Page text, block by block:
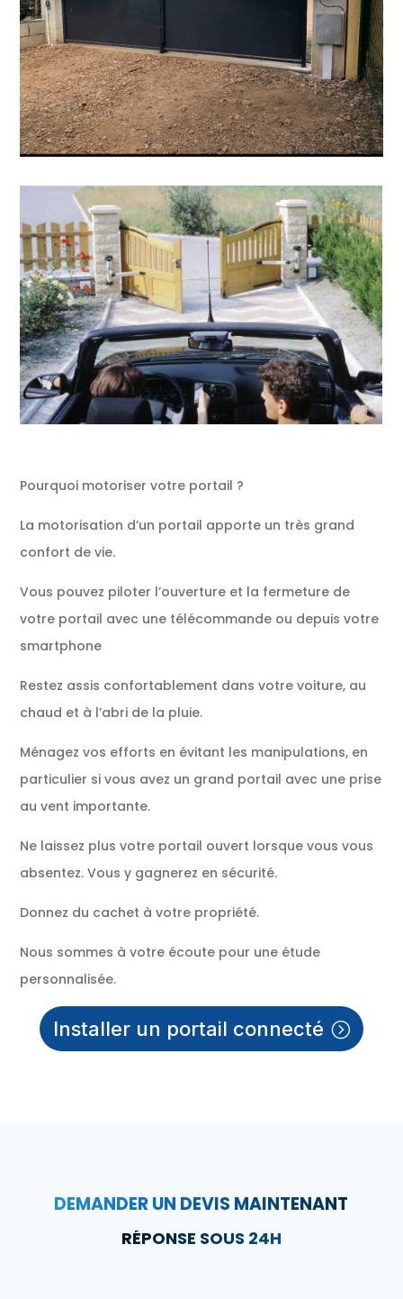
Pourquoi motoriser votre portail ?
La motorisation d’un portail apporte un très grand
confort de vie.
Vous pouvez piloter l’ouverture et la fermeture de
votre portail avec une télécommande ou depuis votre
smartphone
Restez assis confortablement dans votre voiture, au
chaud et à l’abri de la pluie.
Ménagez vos efforts en évitant les manipulations, en
particulier si vous avez un grand portail avec une prise
au vent importante.
Ne laissez plus votre portail ouvert lorsque vous vous
absentez. Vous y gagnerez en sécurité.
Donnez du cachet à votre propriété.
Nous sommes à votre écoute pour une étude
personnalisée.
Installer un portail connecté
DEMANDER UN DEVIS MAINTENANT
RÉPONSE SOUS 24H